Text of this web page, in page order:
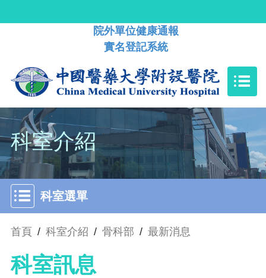
院外單位健康通報
實名登記系統
科室介紹
科室選單
首頁 / 科室介紹 / 骨科部 / 最新消息
科室訊息